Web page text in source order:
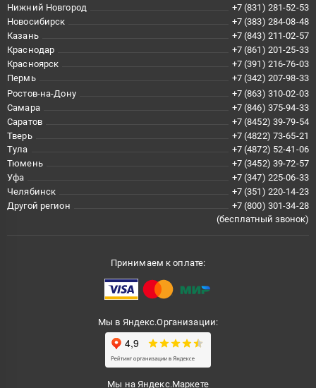
Нижний Новгород
+7 (831) 281-52-53
Новосибирск
+7 (383) 284-08-48
Казань
+7 (843) 211-02-57
Краснодар
+7 (861) 201-25-33
Красноярск
+7 (391) 216-76-03
Пермь
+7 (342) 207-98-33
Ростов-на-Дону
+7 (863) 310-02-03
Самара
+7 (846) 375-94-33
Саратов
+7 (8452) 39-79-54
Тверь
+7 (4822) 73-65-21
Тула
+7 (4872) 52-41-06
Тюмень
+7 (3452) 39-72-57
Уфа
+7 (347) 225-06-33
Челябинск
+7 (351) 220-14-23
Другой регион
+7 (800) 301-34-28
(бесплатный звонок)
Принимаем к оплате:
Мы в Яндекс.Организации:
Мы на Яндекс.Маркете